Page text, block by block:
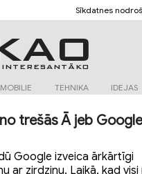
Sīkdatnes
MOBILIE TEHNIKA IDEJAS
trešās Ā jeb
Google izveica ārkārtīgi
ar zirdziņu. Laikā, kad visi